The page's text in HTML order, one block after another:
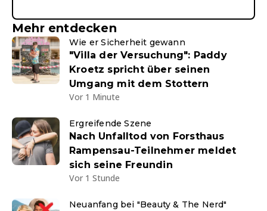
Mehr entdecken
Wie er Sicherheit gewann
"Villa der Versuchung": Paddy
Kroetz spricht über seinen
Umgang mit dem Stottern
Vor 1 Minute
Ergreifende Szene
Nach Unfalltod von Forsthaus
Rampensau-Teilnehmer meldet
sich seine Freundin
Vor 1 Stunde
Neuanfang bei "Beauty & The Nerd"